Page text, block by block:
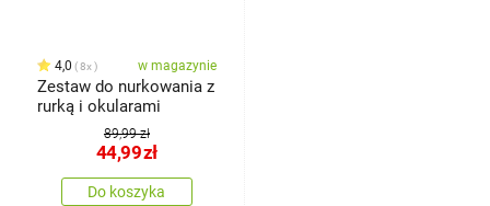
4,0 8x w magazynie
Zestaw do nurkowania z
rurką i okularami
89,99 zł
44,99zł
Do koszyka